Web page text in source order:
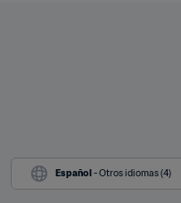
Español - Otros idiomas (4)